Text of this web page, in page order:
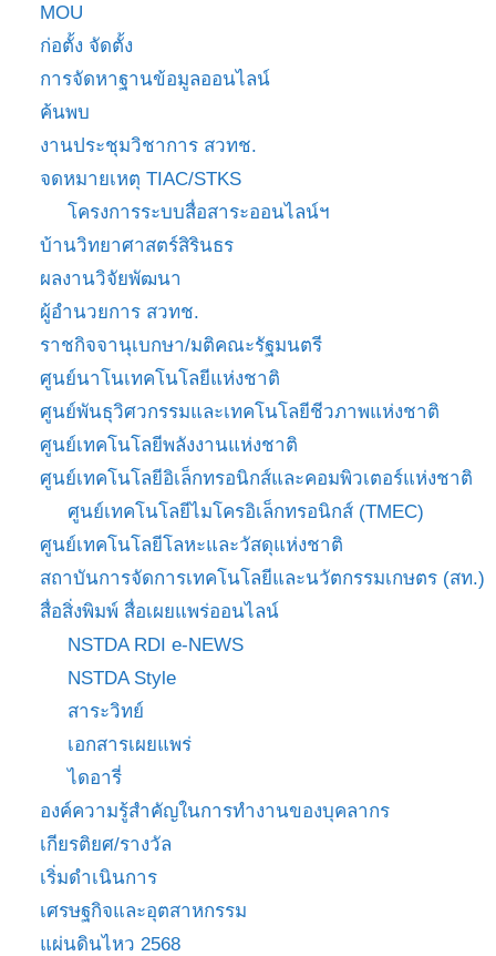
MOU
ก่อตั้ง จัดตั้ง
การจัดหาฐานข้อมูลออนไลน์
ค้นพบ
งานประชุมวิชาการ สวทช.
จดหมายเหตุ TIAC/STKS
โครงการระบบสื่อสาระออนไลน์ฯ
บ้านวิทยาศาสตร์สิรินธร
ผลงานวิจัยพัฒนา
ผู้อำนวยการ สวทช.
ราชกิจจานุเบกษา/มติคณะรัฐมนตรี
ศูนย์นาโนเทคโนโลยีแห่งชาติ
ศูนย์พันธุวิศวกรรมและเทคโนโลยีชีวภาพแห่งชาติ
ศูนย์เทคโนโลยีพลังงานแห่งชาติ
ศูนย์เทคโนโลยีอิเล็กทรอนิกส์และคอมพิวเตอร์แห่งชาติ
ศูนย์เทคโนโลยีไมโครอิเล็กทรอนิกส์ (TMEC)
ศูนย์เทคโนโลยีโลหะและวัสดุแห่งชาติ
สถาบันการจัดการเทคโนโลยีและนวัตกรรมเกษตร (สท.)
สื่อสิ่งพิมพ์ สื่อเผยแพร่ออนไลน์
NSTDA RDI e-NEWS
NSTDA Style
สาระวิทย์
เอกสารเผยแพร่
ไดอารี่
องค์ความรู้สำคัญในการทำงานของบุคลากร
เกียรติยศ/รางวัล
เริ่มดำเนินการ
เศรษฐกิจและอุตสาหกรรม
แผ่นดินไหว 2568